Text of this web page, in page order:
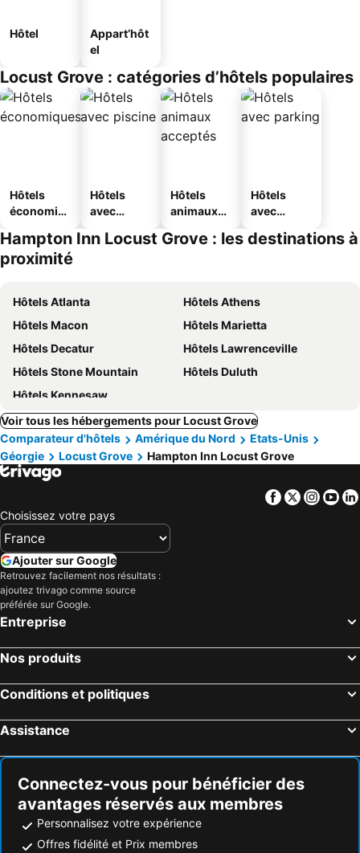
Hôtel
Appart’hôt
el
Locust Grove : catégories d’hôtels populaires
Hôtels
économiq
Hôtels
avec
Hôtels
animaux
Hôtels
avec
Hampton Inn Locust Grove : les destinations à
proximité
Hôtels Atlanta
Hôtels Athens
Hôtels Macon
Hôtels Marietta
Hôtels Decatur
Hôtels Lawrenceville
Hôtels Stone Mountain
Hôtels Duluth
Hôtels Kennesaw
Voir tous les hébergements pour Locust Grove
Comparateur d'hôtels
Amérique du Nord
Etats-Unis
Géorgie
Locust Grove Hampton Inn Locust Grove
Facebook
Twitter
Choisissez votre pays
Ajouter sur Google
Retrouvez facilement nos résultats :
ajoutez trivago comme source
préférée sur Google.
Entreprise
Nos produits
Conditions et politiques
Assistance
Connectez-vous pour bénéficier des
avantages réservés aux membres
Personnalisez votre expérience
Offres fidélité et Prix membres